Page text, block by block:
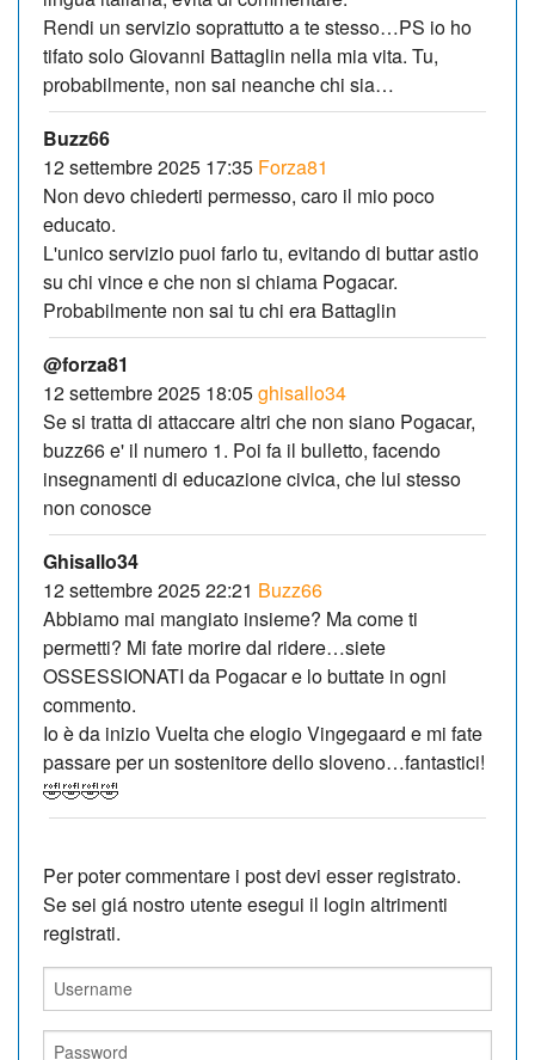
Rendi un servizio soprattutto a te stesso…PS io ho
tifato solo Giovanni Battaglin nella mia vita. Tu,
probabilmente, non sai neanche chi sia…
Buzz66
12 settembre 2025 17:35 Forza81
Non devo chiederti permesso, caro il mio poco
educato.
L'unico servizio puoi farlo tu, evitando di buttar astio
su chi vince e che non si chiama Pogacar.
Probabilmente non sai tu chi era Battaglin
@forza81
12 settembre 2025 18:05ghisallo34
Se si tratta di attaccare altri che non siano Pogacar,
buzz66 e' il numero 1. Poi fa il bulletto, facendo
insegnamenti di educazione civica, che lui stesso
non conosce
Ghisallo34
12 settembre 2025 22:21 Buzz66
Abbiamo mai mangiato insieme? Ma come ti
permetti? Mi fate morire dal ridere…siete
OSSESSIONATI da Pogacar e lo buttate in ogni
commento.
Io è da inizio Vuelta che elogio Vingegaard e mi fate
passare per un sostenitore dello sloveno…fantastici!
🤣🤣🤣🤣
Per poter commentare i post devi esser registrato.
Se sei giá nostro utente esegui il login altrimenti
registrati.